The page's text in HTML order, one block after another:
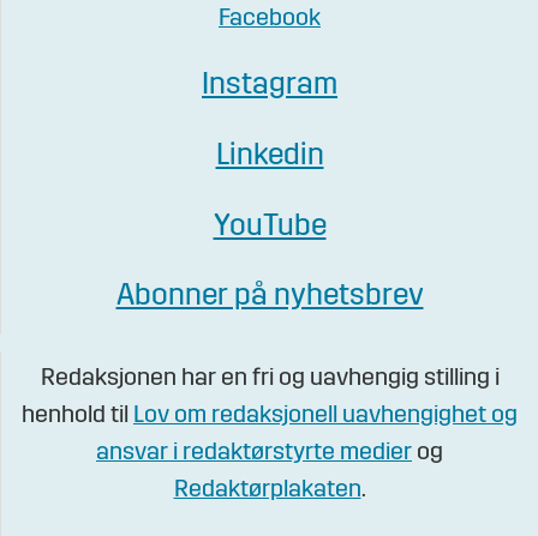
Facebook
Instagram
Linkedin
YouTube
Abonner på nyhetsbrev
Redaksjonen har en fri og uavhengig stilling i
henhold til Lov om redaksjonell uavhengighet og
ansvar i redaktørstyrte medier og
Redaktørplakaten.